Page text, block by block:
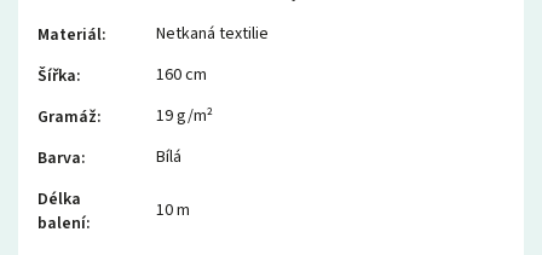
Materiál:
Netkaná textilie
Šířka:
160 cm
Gramáž:
19 g/m²
Barva:
Bílá
Délka
balení:
10 m